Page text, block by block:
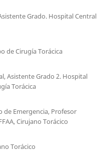
Grado. Hospital Central
de Cirugía Torácica
Asistente Grado 2. Hospital
Torácica
de Emergencia, Profesor
Cirujano Torácico
Torácico